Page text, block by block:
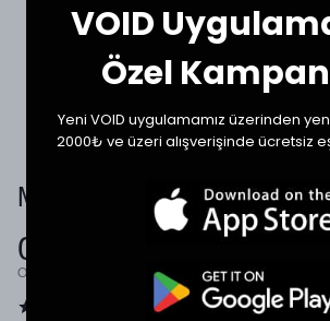
Large
66
XLarge
69
Müşteri Yorumları
0.0
Ortalama Puan
VOID
Özel
Yeni VOID uygulamamız üzerinden
2000₺ ve üzeri alışverişinde ücretsiz